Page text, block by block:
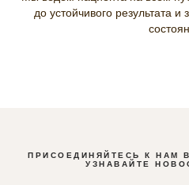
до устойчивого результата и
ПРИСОЕДИНЯЙТЕСЬ К НАМ
УЗНАВАЙТЕ